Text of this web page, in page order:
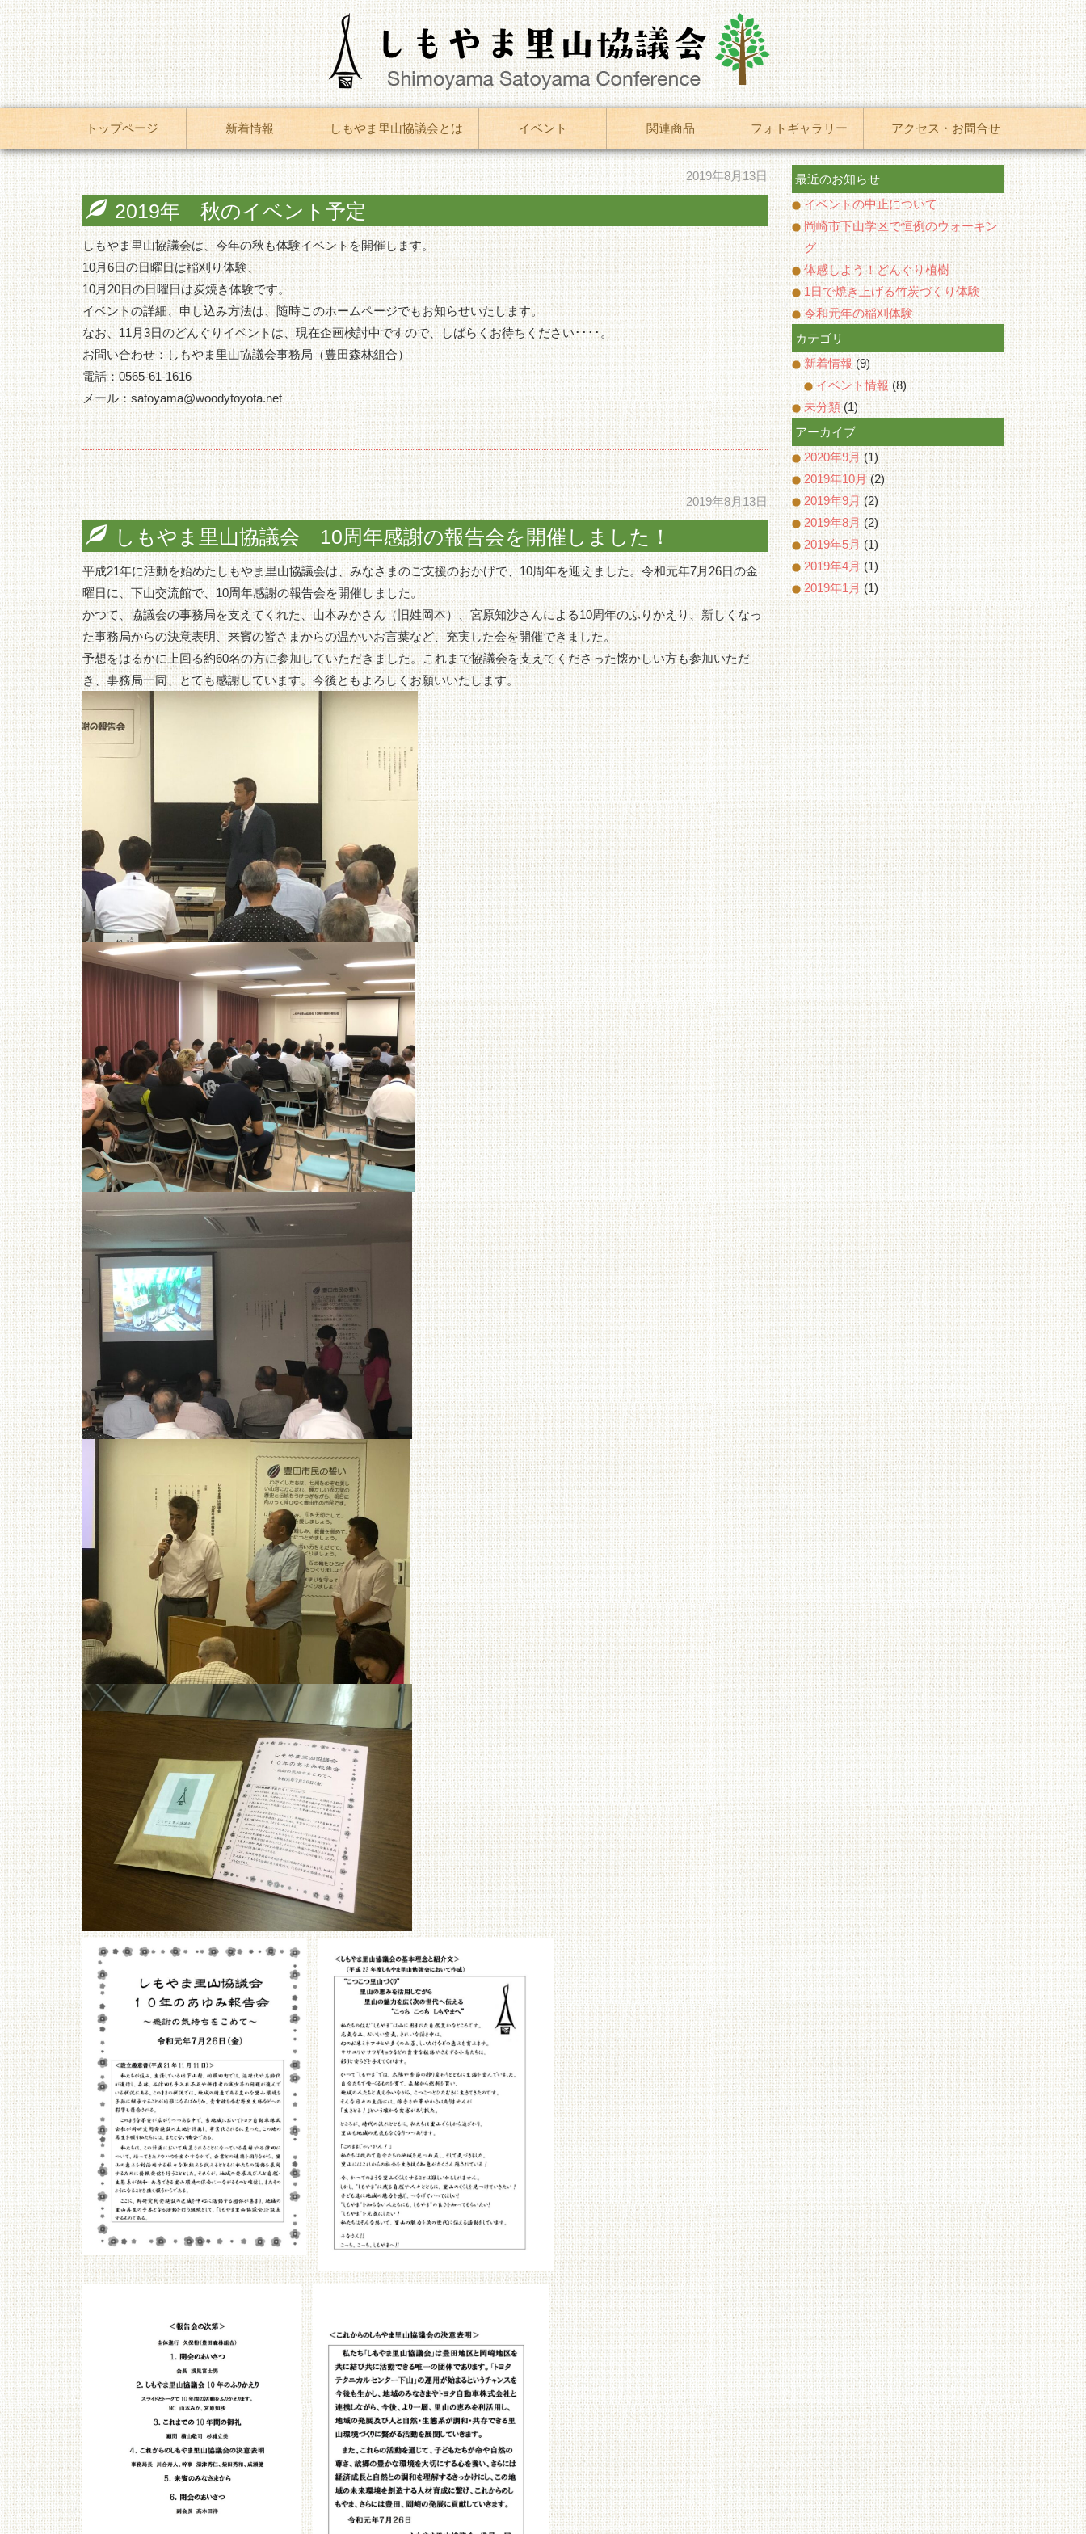
トップページ 新着情報 しもやま里山協議会とは イベント 関連商品 フォトギャラリー アクセス・お問合せ
2019年8月13日
2019年 秋のイベント予定
しもやま里山協議会は、今年の秋も体験イベントを開催します。
10月6日の日曜日は稲刈り体験、
10月20日の日曜日は炭焼き体験です。
イベントの詳細、申し込み方法は、随時このホームページでもお知らせいたします。
なお、11月3日のどんぐりイベントは、現在企画検討中ですので、しばらくお待ちください････。
お問い合わせ：しもやま里山協議会事務局（豊田森林組合）
電話：0565-61-1616
メール：satoyama@woodytoyota.net
2019年8月13日
しもやま里山協議会 10周年感謝の報告会を開催しました！
平成21年に活動を始めたしもやま里山協議会は、みなさまのご支援のおかげで、10周年を迎えました。令和元年7月26日の金
曜日に、下山交流館で、10周年感謝の報告会を開催しました。
かつて、協議会の事務局を支えてくれた、山本みかさん（旧姓岡本）、宮原知沙さんによる10周年のふりかえり、新しくなっ
た事務局からの決意表明、来賓の皆さまからの温かいお言葉など、充実した会を開催できました。
予想をはるかに上回る約60名の方に参加していただきました。これまで協議会を支えてくださった懐かしい方も参加いただ
き、事務局一同、とても感謝しています。今後ともよろしくお願いいたします。
最近のお知らせ
イベントの中止について
岡崎市下山学区で恒例のウォーキン
グ
体感しよう！どんぐり植樹
1日で焼き上げる竹炭づくり体験
令和元年の稲刈体験
カテゴリ
新着情報(9)
イベント情報(8)
未分類(1)
アーカイブ
2020年9月(1)
2019年10月(2)
2019年9月(2)
2019年8月(2)
2019年5月(1)
2019年4月(1)
2019年1月(1)